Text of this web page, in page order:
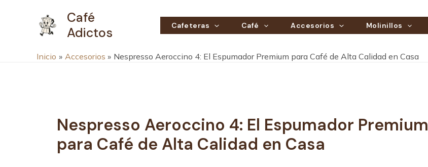
Café
Adictos
Cafeteras Café Accesorios Molinillos
Inicio Accesorios Nespresso Aeroccino 4: El Espumador Premium para Café de Alta Calidad en Casa
Nespresso Aeroccino 4: El Espumador Premium
para Café de Alta Calidad en Casa
de
entradas